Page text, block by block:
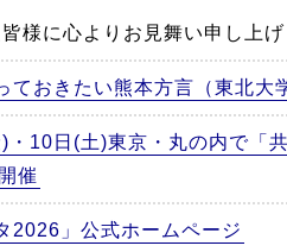
様に心よりお見舞い申し上げ
ておきたい熊本方言（東北大
・10日(土)東京・丸の内で「
催
2026」公式ホームページ